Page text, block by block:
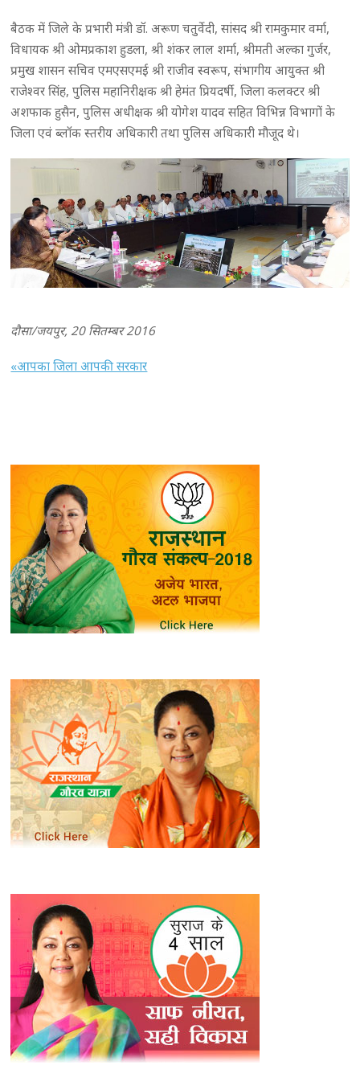
बैठक में जिले के प्रभारी मंत्री डॉ. अरूण चतुर्वेदी, सांसद श्री रामकुमार वर्मा,
विधायक श्री ओमप्रकाश हुडला, श्री शंकर लाल शर्मा, श्रीमती अल्का गुर्जर,
प्रमुख शासन सचिव एमएसएमई श्री राजीव स्वरूप, संभागीय आयुक्त श्री
राजेश्वर सिंह, पुलिस महानिरीक्षक श्री हेमंत प्रियदर्षी, जिला कलक्टर श्री
अशफाक हुसैन, पुलिस अधीक्षक श्री योगेश यादव सहित विभिन्न विभागों के
जिला एवं ब्लॉक स्तरीय अधिकारी तथा पुलिस अधिकारी मौजूद थे।
दौसा/जयपुर, 20 सितम्बर 2016
«आपका जिला आपकी सरकार